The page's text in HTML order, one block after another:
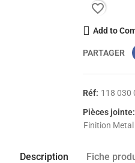
favorite_border
Add to
PARTAGER
Réf: 118 030
Pièces jointe:
Finition
Description Fiche